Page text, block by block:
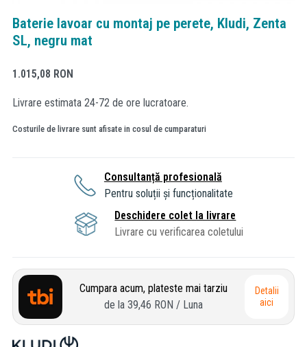
Baterie lavoar cu montaj pe perete, Kludi, Zenta
SL, negru mat
1.015,08 RON
Livrare estimata 24-72 de ore lucratoare.
Costurile de livrare sunt afisate in cosul de cumparaturi
Consultanță profesională
Pentru soluții și funcționalitate
Deschidere colet la livrare
Livrare cu verificarea coletului
Cumpara acum, plateste mai tarziu
de la 39,46 RON / Luna
Detalii
aici